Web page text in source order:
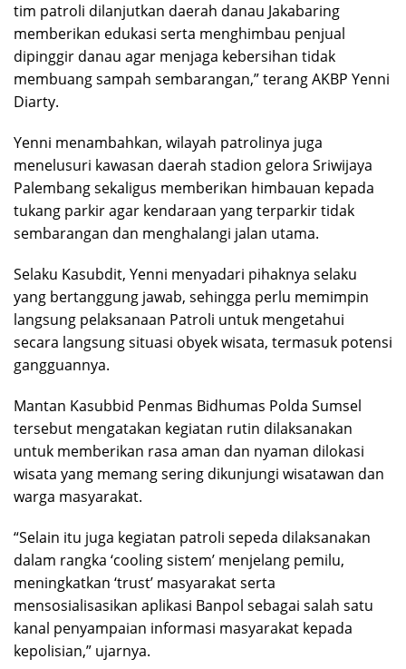
tim patroli dilanjutkan daerah danau Jakabaring
memberikan edukasi serta menghimbau penjual
dipinggir danau agar menjaga kebersihan tidak
membuang sampah sembarangan,” terang AKBP Yenni
Diarty.
Yenni menambahkan, wilayah patrolinya juga
menelusuri kawasan daerah stadion gelora Sriwijaya
Palembang sekaligus memberikan himbauan kepada
tukang parkir agar kendaraan yang terparkir tidak
sembarangan dan menghalangi jalan utama.
Selaku Kasubdit, Yenni menyadari pihaknya selaku
yang bertanggung jawab, sehingga perlu memimpin
langsung pelaksanaan Patroli untuk mengetahui
secara langsung situasi obyek wisata, termasuk potensi
gangguannya.
Mantan Kasubbid Penmas Bidhumas Polda Sumsel
tersebut mengatakan kegiatan rutin dilaksanakan
untuk memberikan rasa aman dan nyaman dilokasi
wisata yang memang sering dikunjungi wisatawan dan
warga masyarakat.
“Selain itu juga kegiatan patroli sepeda dilaksanakan
dalam rangka ‘cooling sistem’ menjelang pemilu,
meningkatkan ‘trust’ masyarakat serta
mensosialisasikan aplikasi Banpol sebagai salah satu
kanal penyampaian informasi masyarakat kepada
kepolisian,” ujarnya.